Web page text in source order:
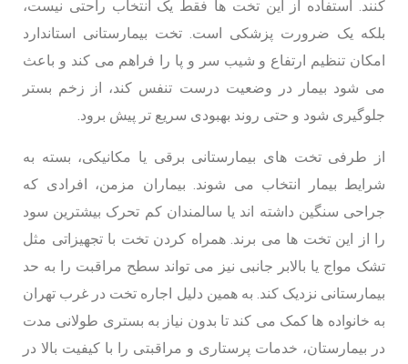
کنند. استفاده از این تخت ها فقط یک انتخاب راحتی نیست،
بلکه یک ضرورت پزشکی است. تخت بیمارستانی استاندارد
امکان تنظیم ارتفاع و شیب سر و پا را فراهم می کند و باعث
می شود بیمار در وضعیت درست تنفس کند، از زخم بستر
جلوگیری شود و حتی روند بهبودی سریع تر پیش برود.
از طرفی تخت های بیمارستانی برقی یا مکانیکی، بسته به
شرایط بیمار انتخاب می شوند. بیماران مزمن، افرادی که
جراحی سنگین داشته اند یا سالمندان کم تحرک بیشترین سود
را از این تخت ها می برند. همراه کردن تخت با تجهیزاتی مثل
تشک مواج یا بالابر جانبی نیز می تواند سطح مراقبت را به حد
بیمارستانی نزدیک کند. به همین دلیل اجاره تخت در غرب تهران
به خانواده ها کمک می کند تا بدون نیاز به بستری طولانی مدت
در بیمارستان، خدمات پرستاری و مراقبتی را با کیفیت بالا در